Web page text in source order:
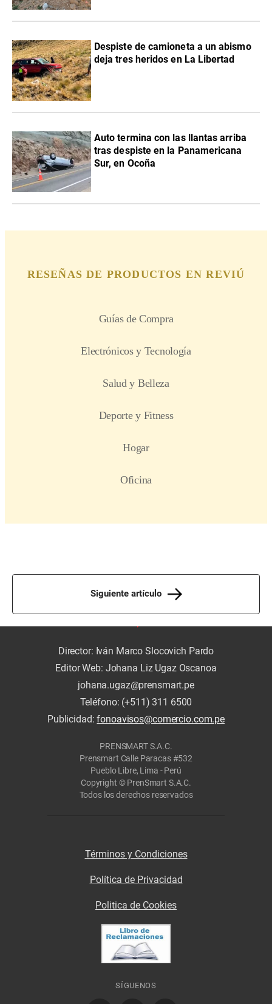
Despiste de camioneta a un abismo
deja tres heridos en La Libertad
Auto termina con las llantas arriba
tras despiste en la Panamericana
Sur, en Ocoña
Siguiente artículo
Director: Iván Marco Slocovich Pardo
Editor Web: Johana Liz Ugaz Oscanoa
johana.ugaz@prensmart.pe
Teléfono: (+511) 311 6500
Publicidad:fonoavisos@comercio.com.pe
PRENSMART S.A.C.
Prensmart Calle Paracas #532
Pueblo Libre, Lima - Perú
Copyright © PrenSmart S.A.C.
Todos los derechos reservados
Términos y Condiciones
Política de Privacidad
Politica de Cookies
SÍGUENOS